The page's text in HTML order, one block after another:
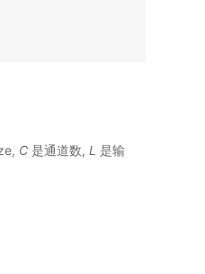
C 是通道数,L 是输